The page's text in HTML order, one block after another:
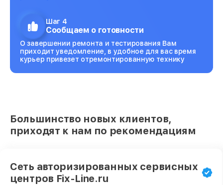
Шаг 4
Сообщаем о готовности
О завершении ремонта и тестирования Вам
приходит уведомление, в удобное для вас время
курьер привезет отремонтированную технику
Большинство новых клиентов,
приходят к нам по рекомендациям
Сеть авторизированных сервисных
центров Fix-Line.ru